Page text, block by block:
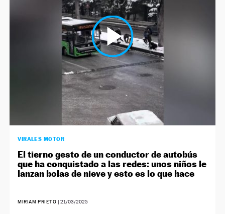
VIRALES MOTOR
El tierno gesto de un conductor de autobús
que ha conquistado a las redes: unos niños le
lanzan bolas de nieve y esto es lo que hace
MIRIAM PRIETO |21/03/2025